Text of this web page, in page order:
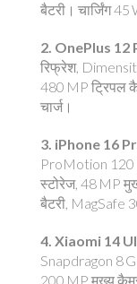
बैटरी। चार्जिंग
2. OnePlus 12
रिफ्रेश,
480 MP ट्रिपल
चार्ज।
3. iPhone 16
ProMotion 120
स्टोरेज, 48 MP
बैटरी, MagSafe
4. Xiaomi 14
Snapdragon 8
200 MP मुख्य